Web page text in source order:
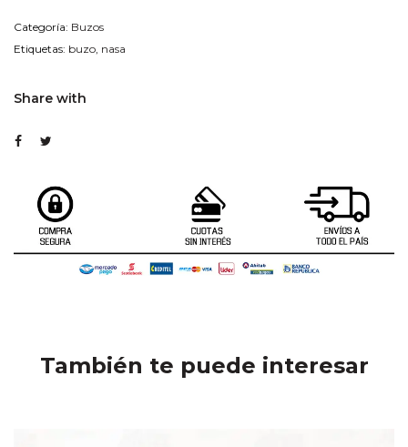
Categoría: Buzos
Etiquetas: buzo, nasa
Share with
También te puede interesar